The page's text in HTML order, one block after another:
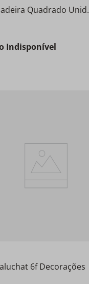
Quadrado Unid.
Indisponível
6f Decorações